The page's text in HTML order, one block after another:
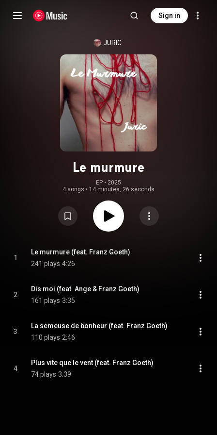
Sign in
JURIC
Le murmure
EP • 2025
4 songs • 14 minutes, 26 seconds
1
Le murmure (feat. Franz Goeth)
241 plays 4:26
2
Dis moi (feat. Ange & Franz Goeth)
161 plays 3:35
3
La semeuse de bonheur (feat. Franz Goeth)
110 plays 2:46
4
Plus vite que le vent (feat. Franz Goeth)
74 plays 3:39